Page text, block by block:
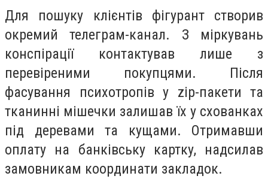
Для пошуку клієнтів фігурант створив
окремий телеграм-канал. З міркувань
конспірації контактував лише з
перевіреними покупцями. Після
фасування психотропів у zip-пакети та
тканинні мішечки залишав їх у схованках
під деревами та кущами. Отримавши
оплату на банківську картку, надсилав
замовникам координати закладок.